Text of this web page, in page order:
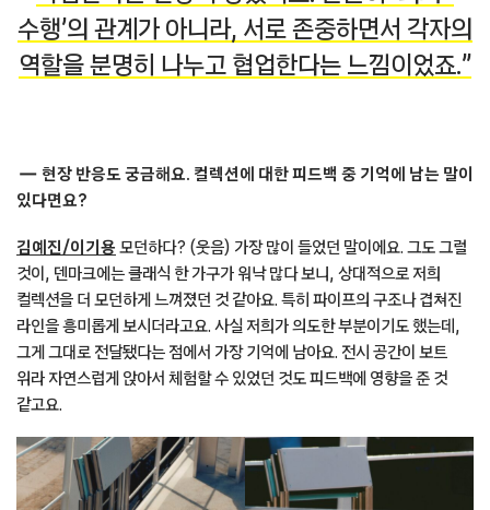
수행’의 관계가 아니라, 서로 존중하면서 각자의
역할을 분명히 나누고 협업한다는 느낌이었죠.”
현장 반응도 궁금해요. 컬렉션에 대한 피드백 중 기억에 남는 말이
있다면요?
김예진/이기용 모던하다? (웃음) 가장 많이 들었던 말이에요. 그도 그럴
것이, 덴마크에는 클래식 한 가구가 워낙 많다 보니, 상대적으로 저희
컬렉션을 더 모던하게 느껴졌던 것 같아요. 특히 파이프의 구조나 겹쳐진
라인을 흥미롭게 보시더라고요. 사실 저희가 의도한 부분이기도 했는데,
그게 그대로 전달됐다는 점에서 가장 기억에 남아요. 전시 공간이 보트
위라 자연스럽게 앉아서 체험할 수 있었던 것도 피드백에 영향을 준 것
같고요.